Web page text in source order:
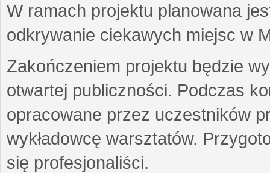
W ramach projektu planowana
odkrywanie ciekawych miejsc w
Zakończeniem projektu będzie
otwartej publiczności. Podczas
opracowane przez uczestników
wykładowcę warsztatów.
się profesjonaliści.